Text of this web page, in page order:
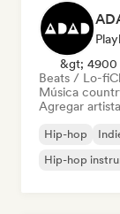
&gt; 4900
Beats / Lo-fi
Música
Agregar
Hip-hop
Hip-hop